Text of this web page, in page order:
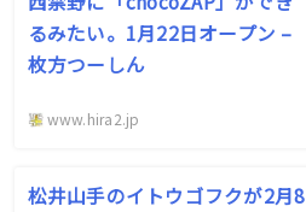
るみたい。1月22日オープン –
枚方つーしん
www.hira2.jp
松井山手のイトウゴフクが2月8